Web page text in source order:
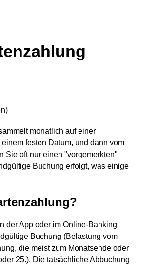
)
monatlich auf einer
festen Datum, und dann vom
Sie oft nur einen "vorgemerkten"
Buchung erfolgt, was einige
der App oder im Online-Banking,
Buchung (Belastung vom
die meist zum Monatsende oder
25.). Die tatsächliche Abbuchung